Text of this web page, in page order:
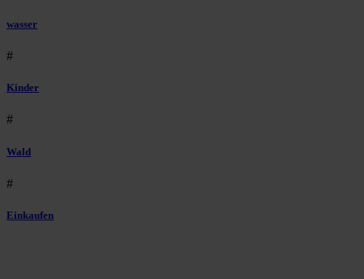
wasser
#
Kinder
#
Wald
#
Einkaufen